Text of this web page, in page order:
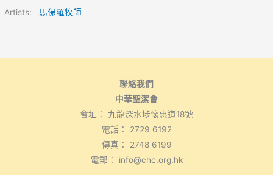
Artists: 馬保羅牧師
聯絡我們
中華聖潔會
會址： 九龍深水埗懷惠道18號
電話： 2729 6192
傳真： 2748 6199
電郵： info@chc.org.hk